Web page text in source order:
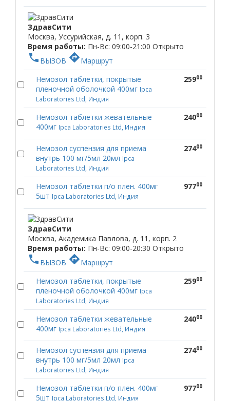
ЗдравСити
Москва, Уссурийская, д. 11, корп. 3
Время работы: Пн-Вс: 09:00-21:00 Открыто
phone ВЫЗОВ directionsМаршрут
Немозол таблетки, покрытые
пленочной оболочкой 400мг Ipca
Laboratories Ltd, Индия
25900
Немозол таблетки жевательные
400мг Ipca Laboratories Ltd, Индия
24000
Немозол суспензия для приема
внутрь 100 мг/5мл 20мл Ipca
Laboratories Ltd, Индия
27400
Немозол таблетки п/о плен. 400мг
5шт Ipca Laboratories Ltd, Индия
97700
ЗдравСити
Москва, Академика Павлова, д. 11, корп. 2
Время работы: Пн-Вс: 09:00-20:30 Открыто
phone ВЫЗОВ directionsМаршрут
Немозол таблетки, покрытые
пленочной оболочкой 400мг Ipca
Laboratories Ltd, Индия
25900
Немозол таблетки жевательные
400мг Ipca Laboratories Ltd, Индия
24000
Немозол суспензия для приема
внутрь 100 мг/5мл 20мл Ipca
Laboratories Ltd, Индия
27400
Немозол таблетки п/о плен. 400мг
5шт Ipca Laboratories Ltd, Индия
97700